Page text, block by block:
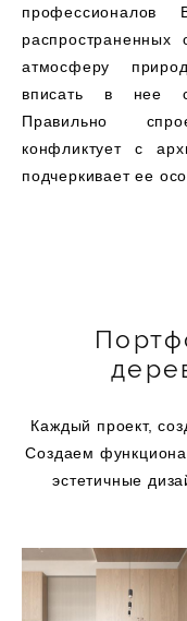
профессионалов
распространенных
атмосферу
вписать в нее
Правильно
конфликтует с
подчеркивает ее
Каждый проект,
Создаем
эстетичные